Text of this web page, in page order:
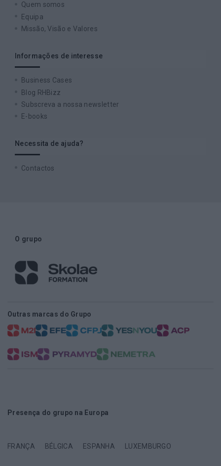
Quem somos
Equipa
Missão, Visão e Valores
Informações de interesse
Business Cases
Blog RHBizz
Subscreva a nossa newsletter
E-books
Necessita de ajuda?
Contactos
O grupo
Outras marcas do Grupo
Presença do grupo na Europa
FRANÇA BÉLGICA ESPANHA LUXEMBURGO